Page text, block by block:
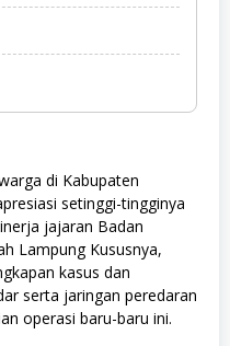
di Kabupaten
setinggi-tingginya
jajaran Badan
Lampung Kususnya,
kasus dan
serta jaringan peredaran
operasi baru-baru ini.